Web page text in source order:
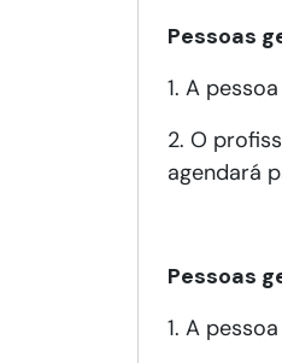
Pessoas
1. A
2. O
agendará
Pessoas
1. A